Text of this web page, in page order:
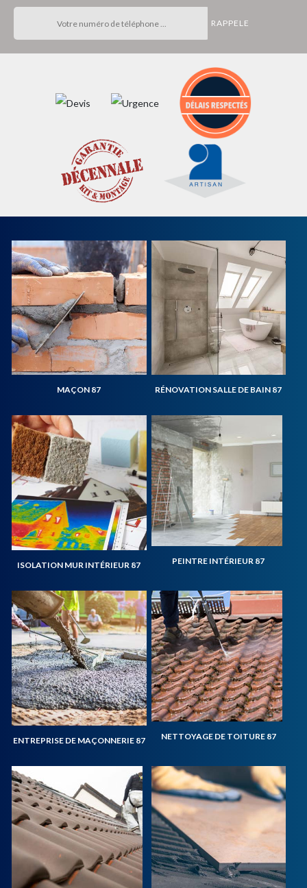
MAÇON 87 RÉNOVATION SALLE DE BAIN 87
ISOLATION MUR INTÉRIEUR 87 PEINTRE INTÉRIEUR 87
ENTREPRISE DE MAÇONNERIE 87 NETTOYAGE DE TOITURE 87